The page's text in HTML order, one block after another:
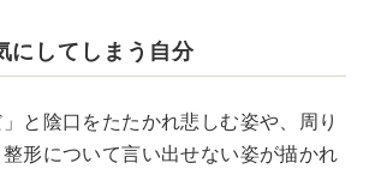
にしてしまう自分
」と陰口をたたかれ悲しむ姿や、周り
形について言い出せない姿が描かれ